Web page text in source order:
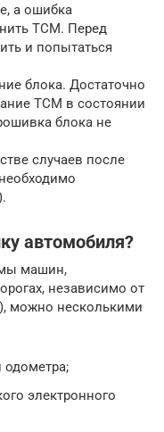
а ошибка
TCM. Перед
и попытаться
блока. Достаточно
TCM в состоянии
блока не
случаев после
автомобиля?
машин,
независимо от
можно несколькими
электронного